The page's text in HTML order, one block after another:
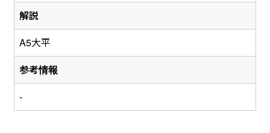
解説
A5大平
参考情報
-